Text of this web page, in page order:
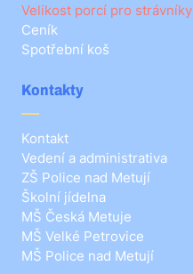
Velikost porcí pro strávníky
Ceník
Spotřební koš
Kontakty
Kontakt
Vedení a administrativa
ZŠ Police nad Metují
Školní jídelna
MŠ Česká Metuje
MŠ Velké Petrovice
MŠ Police nad Metují